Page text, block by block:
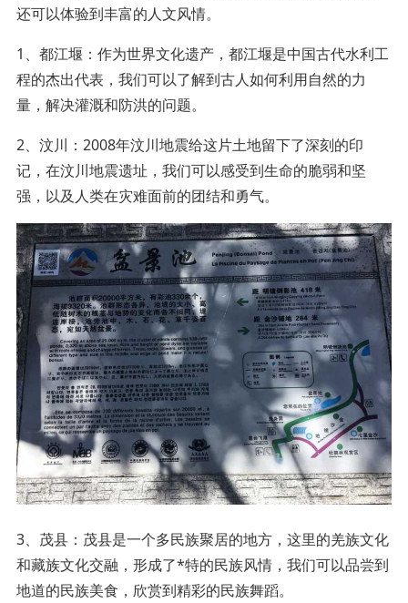
还可以体验到丰富的人文风情。
1、都江堰：作为世界文化遗产，都江堰是中国古代水利工
程的杰出代表，我们可以了解到古人如何利用自然的力
量，解决灌溉和防洪的问题。
2、汶川：2008年汶川地震给这片土地留下了深刻的印
记，在汶川地震遗址，我们可以感受到生命的脆弱和坚
强，以及人类在灾难面前的团结和勇气。
3、茂县：茂县是一个多民族聚居的地方，这里的羌族文化
和藏族文化交融，形成了*特的民族风情，我们可以品尝到
地道的民族美食，欣赏到精彩的民族舞蹈。